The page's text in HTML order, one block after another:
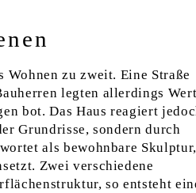
zu zweit. Eine Straße
legten allerdings
bot. Das Haus reagiert
Grundrisse, sondern durch
als bewohnbare
Zwei verschiedene
so entsteht